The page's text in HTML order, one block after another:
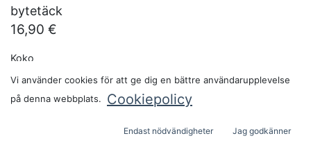
bytetäck
16,90 €
Koko
Pakkauskoko:
Vi använder cookies för att ge dig en bättre användarupplevelse
på denna webbplats.
Cookiepolicy
Endast nödvändigheter Jag godkänner